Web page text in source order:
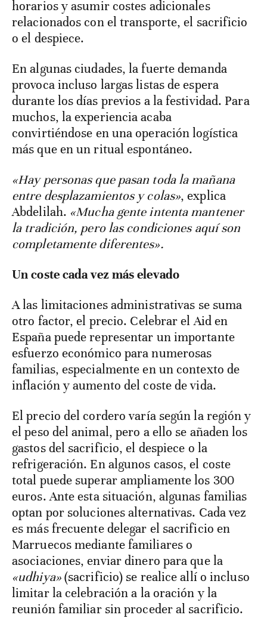
horarios y asumir costes adicionales
relacionados con el transporte, el sacrificio
o el despiece.
En algunas ciudades, la fuerte demanda
provoca incluso largas listas de espera
durante los días previos a la festividad. Para
muchos, la experiencia acaba
convirtiéndose en una operación logística
más que en un ritual espontáneo.
«Hay personas que pasan toda la mañana
entre desplazamientos y colas», explica
Abdelilah. «Mucha gente intenta mantener
la tradición, pero las condiciones aquí son
completamente diferentes».
Un coste cada vez más elevado
A las limitaciones administrativas se suma
otro factor, el precio. Celebrar el Aid en
España puede representar un importante
esfuerzo económico para numerosas
familias, especialmente en un contexto de
inflación y aumento del coste de vida.
El precio del cordero varía según la región y
el peso del animal, pero a ello se añaden los
gastos del sacrificio, el despiece o la
refrigeración. En algunos casos, el coste
total puede superar ampliamente los 300
euros. Ante esta situación, algunas familias
optan por soluciones alternativas. Cada vez
es más frecuente delegar el sacrificio en
Marruecos mediante familiares o
asociaciones, enviar dinero para que la
«udhiya»(sacrificio) se realice allí o incluso
limitar la celebración a la oración y la
reunión familiar sin proceder al sacrificio.